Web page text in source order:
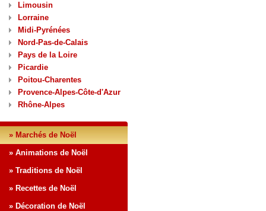
Limousin
Lorraine
Midi-Pyrénées
Nord-Pas-de-Calais
Pays de la Loire
Picardie
Poitou-Charentes
Provence-Alpes-Côte-d'Azur
Rhône-Alpes
» Marchés de Noël
» Animations de Noël
» Traditions de Noël
» Recettes de Noël
» Décoration de Noël